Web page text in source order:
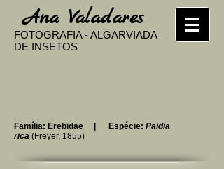
​Ana Valadares
FOTOGRAFIA - ALGARVIADA
DE INSETOS
Família: Erebidae | Espécie: Paidia
rica (Freyer, 1855)